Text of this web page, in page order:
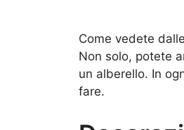
Come vedete
Non solo, potete
un alberello. In
fare.